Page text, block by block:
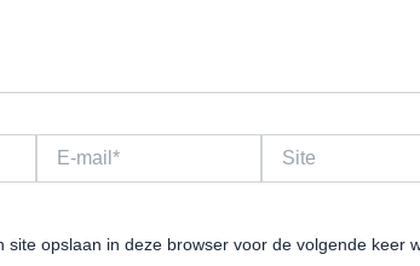
mail*
Site
site opslaan in deze browser voor de volgende keer